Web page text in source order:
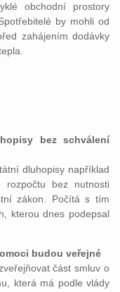
obchodní prostory
by mohli od
zahájením dodávky
bez schválení
dluhopisy například
rozpočtu bez nutnosti
zákon. Počítá s tím
kterou dnes podepsal
budou veřejné
část smluv o
která má podle vlády